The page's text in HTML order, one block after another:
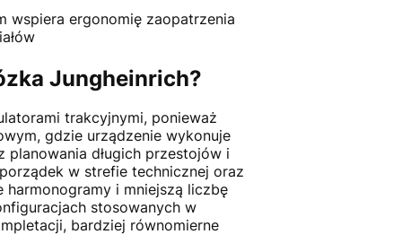
wspiera ergonomię zaopatrzenia
Jungheinrich?
trakcyjnymi, ponieważ
gdzie urządzenie wykonuje
długich przestojów i
w strefie technicznej oraz
i mniejszą liczbę
stosowanych w
bardziej równomierne